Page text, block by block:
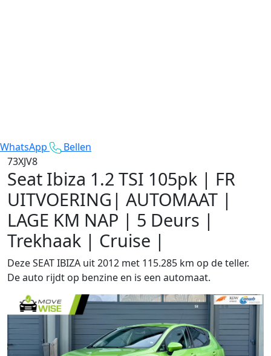
WhatsApp
Bellen
73XJV8
Seat Ibiza 1.2 TSI 105pk | FR
UITVOERING| AUTOMAAT |
LAGE KM NAP | 5 Deurs |
Trekhaak | Cruise |
Deze SEAT IBIZA uit 2012 met 115.285 km op de teller.
De auto rijdt op benzine en is een automaat.